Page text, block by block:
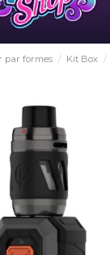
par formes Kit Box